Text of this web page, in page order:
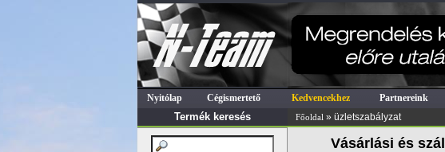
Nyitólap
Cégismertető Kedvencekhez Partnereink
Termék keresés Főoldal » üzletszabályzat
Vásárlási és